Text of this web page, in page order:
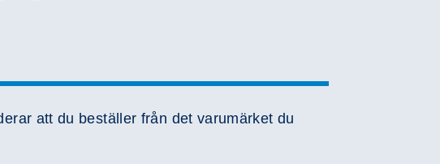
att du beställer från det varumärket du